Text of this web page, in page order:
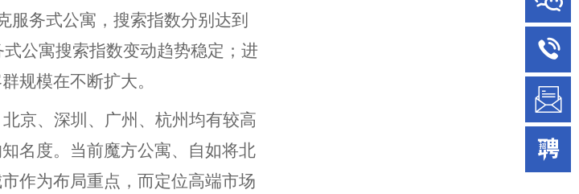
服务式公寓，搜索指数分别达到
公寓搜索指数变动趋势稳定；进
规模在不断扩大。
京、深圳、广州、杭州均有较高
名度。当前魔方公寓、自如将北
作为布局重点，而定位高端市场